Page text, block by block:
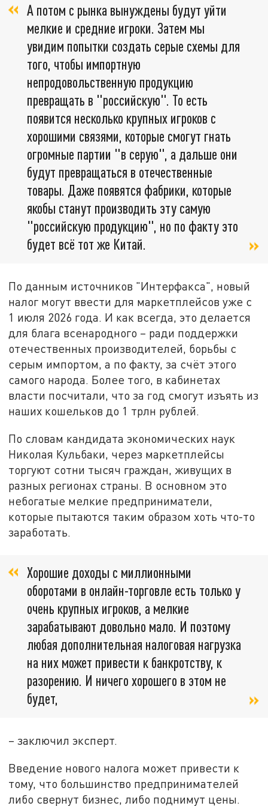
А потом с рынка вынуждены будут уйти
мелкие и средние игроки. Затем мы
увидим попытки создать серые схемы для
того, чтобы импортную
непродовольственную продукцию
превращать в "российскую". То есть
появится несколько крупных игроков с
хорошими связями, которые смогут гнать
огромные партии "в серую", а дальше они
будут превращаться в отечественные
товары. Даже появятся фабрики, которые
якобы станут производить эту самую
"российскую продукцию", но по факту это
будет всё тот же Китай.
По данным источников "Интерфакса", новый
налог могут ввести для маркетплейсов уже с
1 июля 2026 года. И как всегда, это делается
для блага всенародного – ради поддержки
отечественных производителей, борьбы с
серым импортом, а по факту, за счёт этого
самого народа. Более того, в кабинетах
власти посчитали, что за год смогут изъять из
наших кошельков до 1 трлн рублей.
По словам кандидата экономических наук
Николая Кульбаки, через маркетплейсы
торгуют сотни тысяч граждан, живущих в
разных регионах страны. В основном это
небогатые мелкие предприниматели,
которые пытаются таким образом хоть что-то
заработать.
Хорошие доходы с миллионными
оборотами в онлайн-торговле есть только у
очень крупных игроков, а мелкие
зарабатывают довольно мало. И поэтому
любая дополнительная налоговая нагрузка
на них может привести к банкротству, к
разорению. И ничего хорошего в этом не
будет,
– заключил эксперт.
Введение нового налога может привести к
тому, что большинство предпринимателей
либо свернут бизнес, либо поднимут цены.